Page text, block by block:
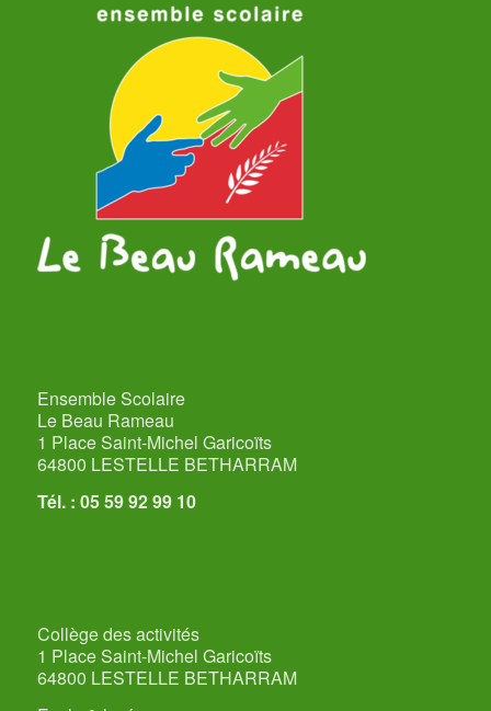
Ensemble Scolaire
Le Beau Rameau
1 Place Saint-Michel Garicoïts
64800 LESTELLE BETHARRAM
Tél. : 05 59 92 99 10
Collège des activités
1 Place Saint-Michel Garicoïts
64800 LESTELLE BETHARRAM